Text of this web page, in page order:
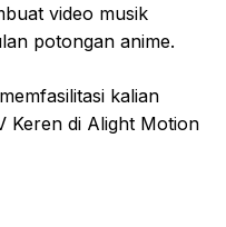
video musik
potongan anime.
kalian
Keren di Alight Motion